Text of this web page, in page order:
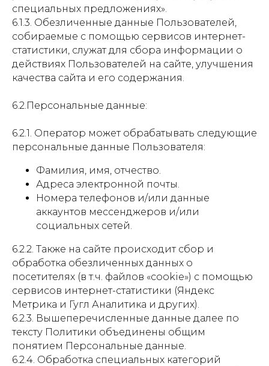
специальных предложениях».
6.1.3. Обезличенные данные Пользователей,
собираемые с помощью сервисов интернет-
статистики, служат для сбора информации о
действиях Пользователей на сайте, улучшения
качества сайта и его содержания.
6.2.Персональные данные:
6.2.1. Оператор может обрабатывать следующие
персональные данные Пользователя:
Фамилия, имя, отчество.
Адреса электронной почты.
Номера телефонов и/или данные
аккаунтов мессенджеров и/или
социальных сетей.
6.2.2. Также на сайте происходит сбор и
обработка обезличенных данных о
посетителях (в т.ч. файлов «cookie») с помощью
сервисов интернет-статистики (Яндекс
Метрика и Гугл Аналитика и других).
6.2.3. Вышеперечисленные данные далее по
тексту Политики объединены общим
понятием Персональные данные.
6.2.4. Обработка специальных категорий